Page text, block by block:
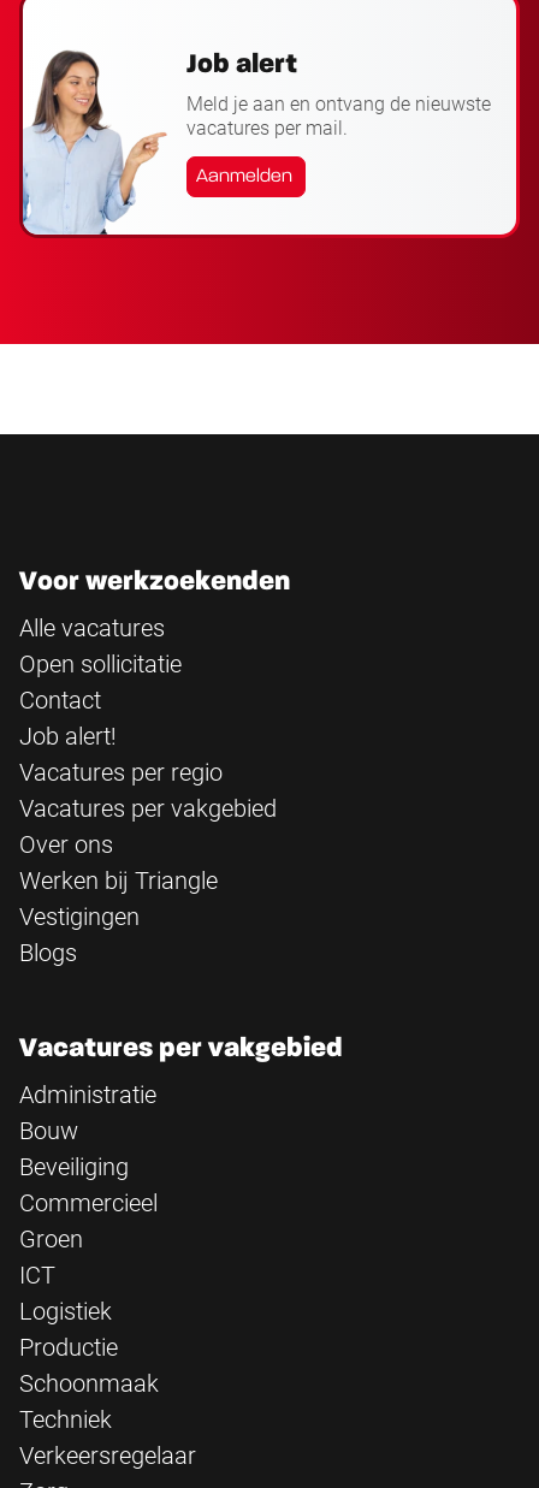
Job alert
Meld je aan en ontvang de nieuwste
vacatures per mail.
Aanmelden
Voor werkzoekenden
Alle vacatures
Open sollicitatie
Contact
Job alert!
Vacatures per regio
Vacatures per vakgebied
Over ons
Werken bij Triangle
Vestigingen
Blogs
Vacatures per vakgebied
Administratie
Bouw
Beveiliging
Commercieel
Groen
ICT
Logistiek
Productie
Schoonmaak
Techniek
Verkeersregelaar